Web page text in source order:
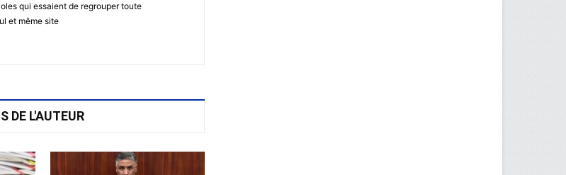
qui essaient de regrouper toute
et même site
DE L'AUTEUR